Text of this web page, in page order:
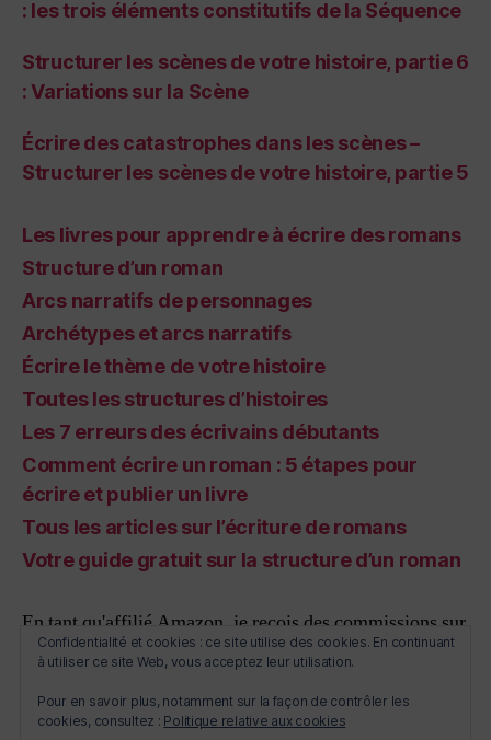
: les trois éléments constitutifs de la Séquence
Structurer les scènes de votre histoire, partie 6
: Variations sur la Scène
Écrire des catastrophes dans les scènes –
Structurer les scènes de votre histoire, partie 5
Les livres pour apprendre à écrire des romans
Structure d’un roman
Arcs narratifs de personnages
Archétypes et arcs narratifs
Écrire le thème de votre histoire
Toutes les structures d’histoires
Les 7 erreurs des écrivains débutants
Comment écrire un roman : 5 étapes pour
écrire et publier un livre
Tous les articles sur l’écriture de romans
Votre guide gratuit sur la structure d’un roman
En tant qu'affilié Amazon, je reçois des commissions sur
les achats qualifiés
Confidentialité et cookies : ce site utilise des cookies. En continuant
à utiliser ce site Web, vous acceptez leur utilisation.
Pour en savoir plus, notamment sur la façon de contrôler les
cookies, consultez : Politique relative aux cookies